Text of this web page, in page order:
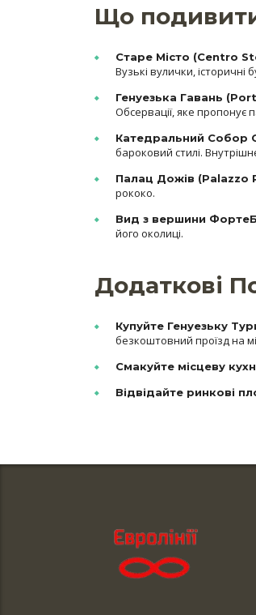
Що
Старе Місто (Centro
Вузькі вулички,
Генуезька Гавань
Обсервації, яке пропонує
Катедральний Собор
бароковий стилі.
Палац Дожів (Palazzo
рококо.
Вид з вершини
його околиці.
Додаткові
Купуйте Генуезьку
безкоштовний проїзд на
Смакуйте місцеву
Відвідайте ринкові